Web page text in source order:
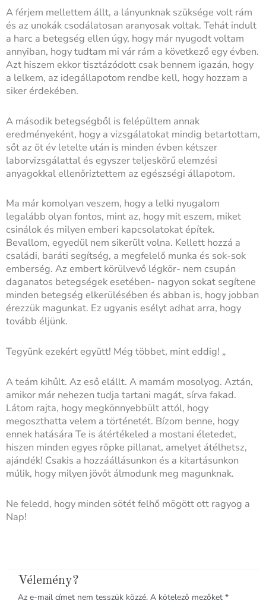
A férjem mellettem állt, a lányunknak szüksége volt rám
és az unokák csodálatosan aranyosak voltak. Tehát indult
a harc a betegség ellen úgy, hogy már nyugodt voltam
annyiban, hogy tudtam mi vár rám a következő egy évben.
Azt hiszem ekkor tisztázódott csak bennem igazán, hogy
a lelkem, az idegállapotom rendbe kell, hogy hozzam a
siker érdekében.
A második betegségből is felépültem annak
eredményeként, hogy a vizsgálatokat mindig betartottam,
sőt az öt év letelte után is minden évben kétszer
laborvizsgálattal és egyszer teljeskörű elemzési
anyagokkal ellenőriztettem az egészségi állapotom.
Ma már komolyan veszem, hogy a lelki nyugalom
legalább olyan fontos, mint az, hogy mit eszem, miket
csinálok és milyen emberi kapcsolatokat építek.
Bevallom, egyedül nem sikerült volna. Kellett hozzá a
családi, baráti segítség, a megfelelő munka és sok-sok
emberség. Az embert körülvevő légkör- nem csupán
daganatos betegségek esetében- nagyon sokat segítene
minden betegség elkerülésében és abban is, hogy jobban
érezzük magunkat. Ez ugyanis esélyt adhat arra, hogy
tovább éljünk.
Tegyünk ezekért együtt! Még többet, mint eddig! „
A teám kihűlt. Az eső elállt. A mamám mosolyog. Aztán,
amikor már nehezen tudja tartani magát, sírva fakad.
Látom rajta, hogy megkönnyebbült attól, hogy
megoszthatta velem a történetét. Bízom benne, hogy
ennek hatására Te is átértékeled a mostani életedet,
hiszen minden egyes röpke pillanat, amelyet átélhetsz,
ajándék! Csakis a hozzáállásunkon és a kitartásunkon
múlik, hogy milyen jövőt álmodunk meg magunknak.
Ne feledd, hogy minden sötét felhő mögött ott ragyog a
Nap!
Vélemény?
Az e-mail címet nem tesszük közzé. A kötelező mezőket *